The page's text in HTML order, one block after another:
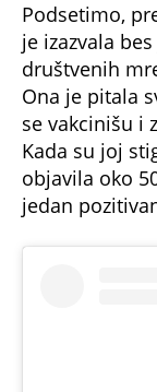
Podsetimo,
je izazvala
društvenih
Ona je pitala
se vakcinišu i
Kada su joj
objavila oko
jedan